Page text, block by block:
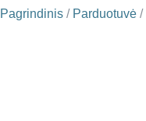
Pagrindinis / Parduotuvė /